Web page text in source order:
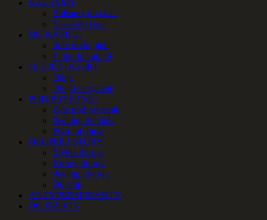
BALSAMY
Balsamy do ciała
Masła do ciała
DO KĄPIELI
Sole do kąpieli
Zioła do kąpieli
OLEJE i OLEJKI
Oleje
Olejki eteryczne
POD PRYSZNIC
Żele pod prysznic
Peelingi do ciała
Płyn intymny
DŁONIE i STOPY
Mydła do rąk
Kremy do rąk
Peelingi do rąk
Do stóp
ANTYPERSPIRANTY
DO BRODY